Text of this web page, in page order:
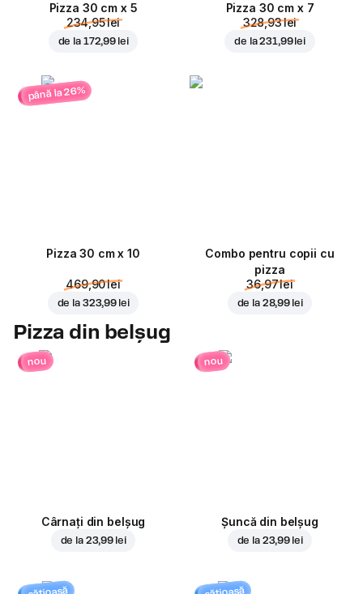
Pizza 30 cm x 5
234,95 lei
de la 172,99 lei
Pizza 30 cm x 7
328,93 lei
de la231,99 lei
până la 26%
Pizza 30 cm x 10
469,90 lei
de la 323,99 lei
Combo pentru copii cu
pizza
36,97 lei
de la 28,99 lei
Pizza din belșug
nou
Cârnați din belșug
de la 23,99 lei
nou
Șuncă din belșug
de la 23,99 lei